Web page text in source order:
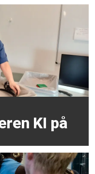
KI på